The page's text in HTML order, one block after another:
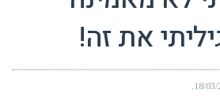
את זה!
18/03/